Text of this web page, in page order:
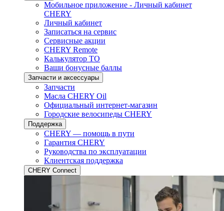
Мобильное приложение - Личный кабинет
CHERY
Личный кабинет
Записаться на сервис
Сервисные акции
CHERY Remote
Калькулятор ТО
Ваши бонусные баллы
Запчасти и аксессуары
Запчасти
Масла CHERY Oil
Официальный интернет-магазин
Городские велосипеды CHERY
Поддержка
CHERY — помощь в пути
Гарантия CHERY
Руководства по эксплуатации
Клиентская поддержка
CHERY Connect